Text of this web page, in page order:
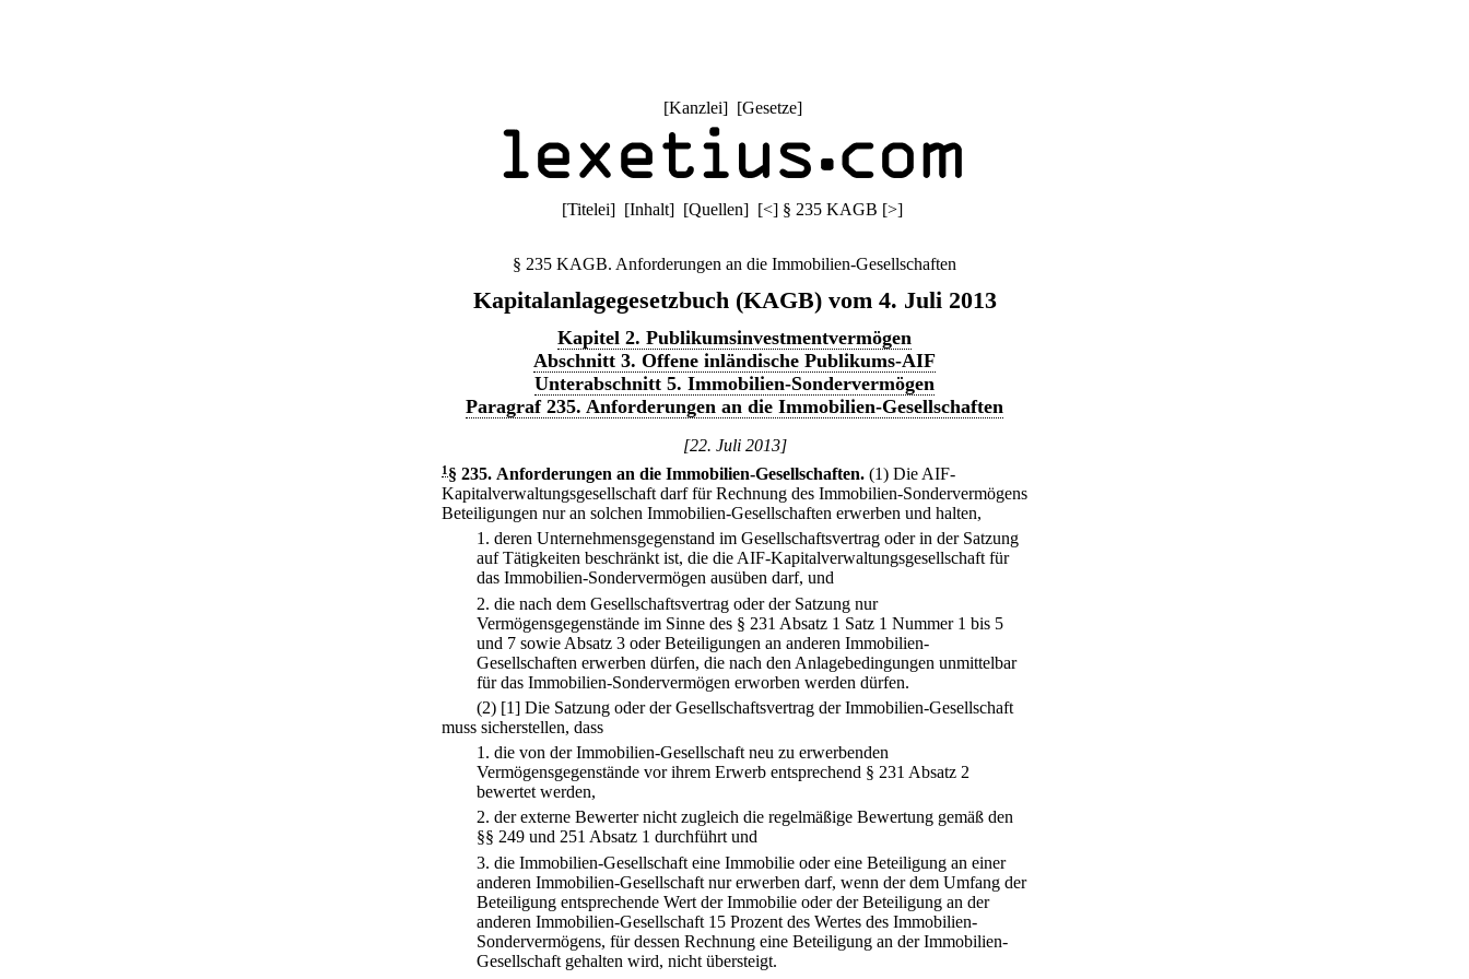
[Kanzlei] [Gesetze]
[Titelei] [Inhalt] [Quellen] [<] § 235 KAGB [>]
§ 235 KAGB. Anforderungen an die Immobilien-Gesellschaften
Kapitalanlagegesetzbuch (KAGB) vom 4. Juli 2013
Kapitel 2. Publikumsinvestmentvermögen
Abschnitt 3. Offene inländische Publikums-AIF
Unterabschnitt 5. Immobilien-Sondervermögen
Paragraf 235. Anforderungen an die Immobilien-Gesellschaften
[22. Juli 2013]
1 § 235. Anforderungen an die Immobilien-Gesellschaften. (1) Die AIF-
Kapitalverwaltungsgesellschaft darf für Rechnung des Immobilien-Sondervermögens
Beteiligungen nur an solchen Immobilien-Gesellschaften erwerben und halten,
1. deren Unternehmensgegenstand im Gesellschaftsvertrag oder in der Satzung
auf Tätigkeiten beschränkt ist, die die AIF-Kapitalverwaltungsgesellschaft für
das Immobilien-Sondervermögen ausüben darf, und
2. die nach dem Gesellschaftsvertrag oder der Satzung nur
Vermögensgegenstände im Sinne des § 231 Absatz 1 Satz 1 Nummer 1 bis 5
und 7 sowie Absatz 3 oder Beteiligungen an anderen Immobilien-
Gesellschaften erwerben dürfen, die nach den Anlagebedingungen unmittelbar
für das Immobilien-Sondervermögen erworben werden dürfen.
(2) [1] Die Satzung oder der Gesellschaftsvertrag der Immobilien-Gesellschaft
muss sicherstellen, dass
1. die von der Immobilien-Gesellschaft neu zu erwerbenden
Vermögensgegenstände vor ihrem Erwerb entsprechend § 231 Absatz 2
bewertet werden,
2. der externe Bewerter nicht zugleich die regelmäßige Bewertung gemäß den
§§ 249 und 251 Absatz 1 durchführt und
3. die Immobilien-Gesellschaft eine Immobilie oder eine Beteiligung an einer
anderen Immobilien-Gesellschaft nur erwerben darf, wenn der dem Umfang der
Beteiligung entsprechende Wert der Immobilie oder der Beteiligung an der
anderen Immobilien-Gesellschaft 15 Prozent des Wertes des Immobilien-
Sondervermögens, für dessen Rechnung eine Beteiligung an der Immobilien-
Gesellschaft gehalten wird, nicht übersteigt.